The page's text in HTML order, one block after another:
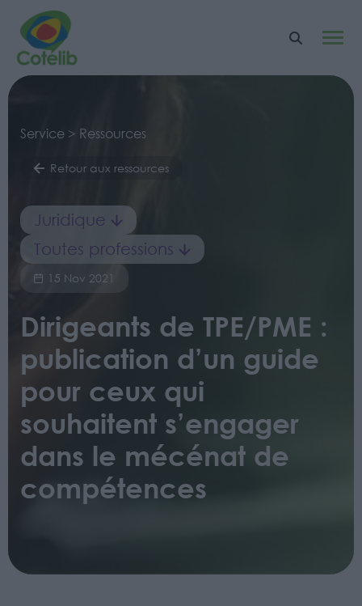
Service > Ressources
Retour aux ressources
Juridique
Toutes professions
15 Nov 2021
Dirigeants de TPE/PME :
publication d’un guide
pour ceux qui
souhaitent s’engager
dans le mécénat de
compétences